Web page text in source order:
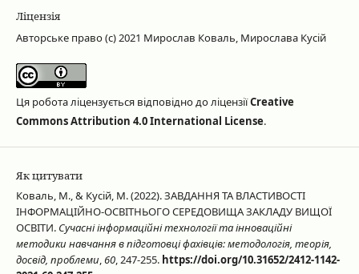
Ліцензія
Авторське право (c) 2021 Мирослав Коваль, Мирослава Кусій
Ця робота ліцензується відповідно до ліцензіїCreative
Commons Attribution 4.0 International License.
Як цитувати
Коваль, М., & Кусій, М. (2022). ЗАВДАННЯ ТА ВЛАСТИВОСТІ
ІНФОРМАЦІЙНО-ОСВІТНЬОГО СЕРЕДОВИЩА ЗАКЛАДУ ВИЩОЇ
ОСВІТИ. Сучасні інформаційні технології та інноваційні
методики навчання в підготовці фахівців: методологія, теорія,
досвід, проблеми,60, 247-255. https://doi.org/10.31652/2412-1142-